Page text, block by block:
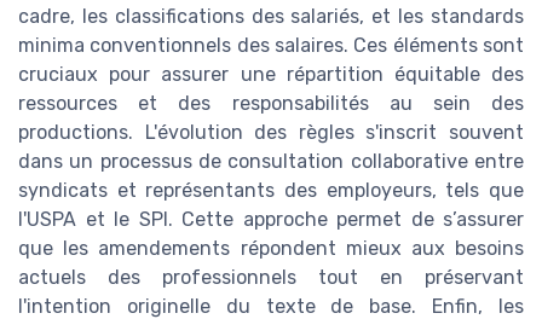
cadre, les classifications des salariés, et les standards
minima conventionnels des salaires. Ces éléments sont
cruciaux pour assurer une répartition équitable des
ressources et des responsabilités au sein des
productions. L'évolution des règles s'inscrit souvent
dans un processus de consultation collaborative entre
syndicats et représentants des employeurs, tels que
l'USPA et le SPI. Cette approche permet de s’assurer
que les amendements répondent mieux aux besoins
actuels des professionnels tout en préservant
l'intention originelle du texte de base. Enfin, les